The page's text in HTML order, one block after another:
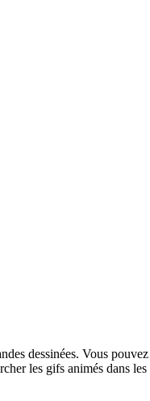
dessinées. Vous pouvez
les gifs animés dans les